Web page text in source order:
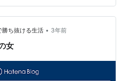
謎を解明して欲しいとの依頼
逆転させる…
勝ち抜ける生活 • 3年前
女